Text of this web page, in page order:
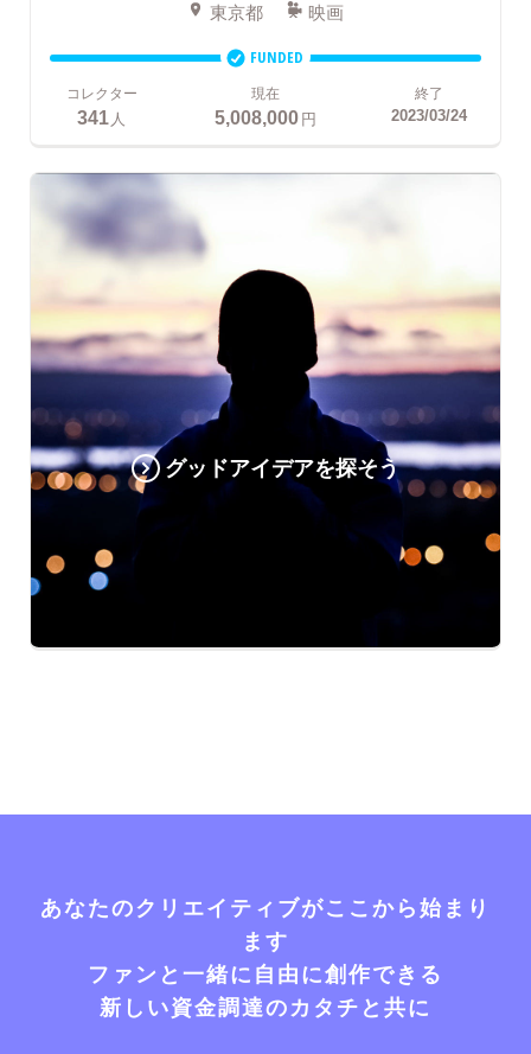
東京都 映画
FUNDED
コレクター
341 人
現在
5,008,000円
終了
2023/03/24
グッドアイデアを探そう
あなたのクリエイティブがここから始まり
ます
ファンと一緒に自由に創作できる
新しい資金調達のカタチと共に